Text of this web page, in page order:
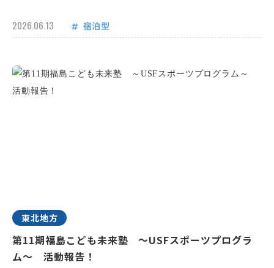
2026.06.13 宿泊型
東北地方
第11期福島こども未来塾 ～USFスポーツプログラ
ム～ 活動報告！